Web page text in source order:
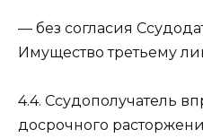
— без согласия
Имущество третьему
4.4. Ссудополучатель
досрочного